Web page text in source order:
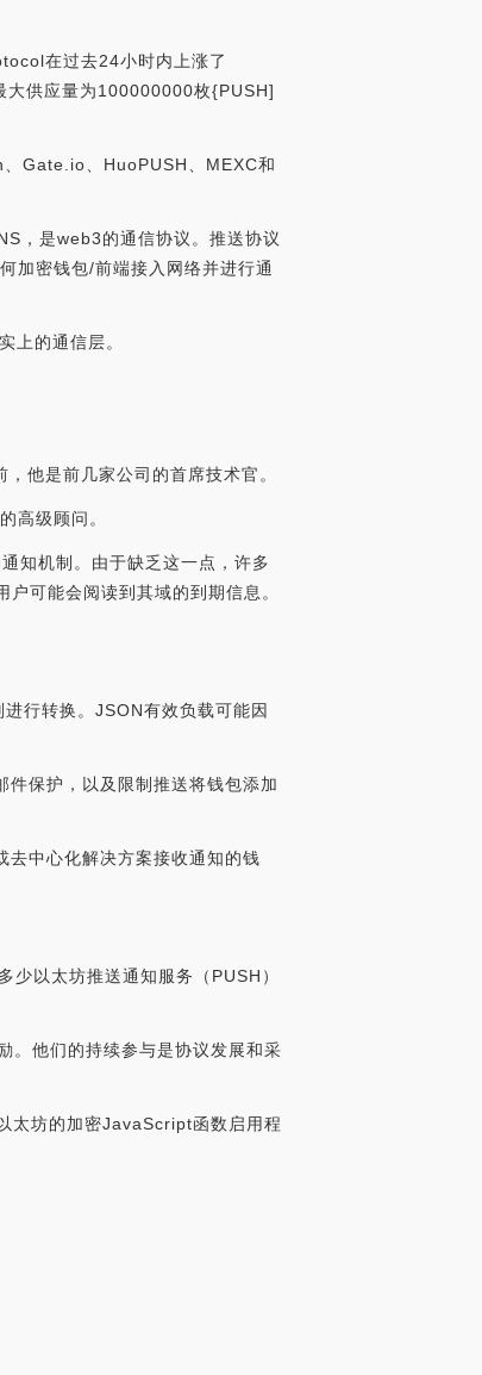
在过去24小时内上涨了
供应量为100000000枚{PUSH]
Gate.io、HuoPUSH、MEXC和
，是web3的通信协议。推送协议
加密钱包/前端接入网络并进行通
上的通信层。
他是前几家公司的首席技术官。
高级顾问。
知机制。由于缺乏这一点，许多
可能会阅读到其域的到期信息。
行转换。JSON有效负载可能因
保护，以及限制推送将钱包添加
去中心化解决方案接收通知的钱
以太坊推送通知服务（PUSH）
。他们的持续参与是协议发展和采
太坊的加密JavaScript函数启用程